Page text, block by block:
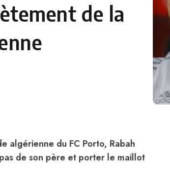
de la
algérienne du FC Porto, Rabah
de son père et porter le maillot